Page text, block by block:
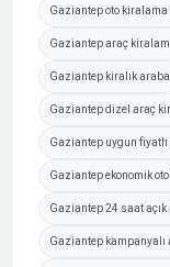
Gaziantep oto kiralama
Gaziantep araç
Gaziantep kiralık araba
Gaziantep dizel araç
Gaziantep uygun fiyatlı
Gaziantep ekonomik
Gaziantep 24 saat
Gaziantep kampanyalı